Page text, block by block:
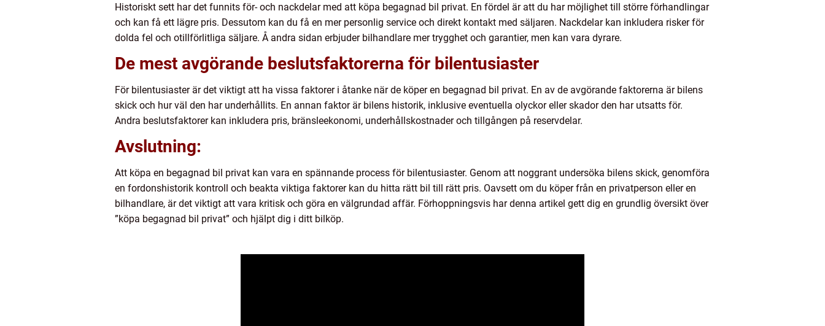
Historiskt sett har det funnits för- och nackdelar med att köpa begagnad bil privat. En fördel är att du har möjlighet till större förhandlingar
och kan få ett lägre pris. Dessutom kan du få en mer personlig service och direkt kontakt med säljaren. Nackdelar kan inkludera risker för
dolda fel och otillförlitliga säljare. Å andra sidan erbjuder bilhandlare mer trygghet och garantier, men kan vara dyrare.
De mest avgörande beslutsfaktorerna för bilentusiaster
För bilentusiaster är det viktigt att ha vissa faktorer i åtanke när de köper en begagnad bil privat. En av de avgörande faktorerna är bilens
skick och hur väl den har underhållits. En annan faktor är bilens historik, inklusive eventuella olyckor eller skador den har utsatts för.
Andra beslutsfaktorer kan inkludera pris, bränsleekonomi, underhållskostnader och tillgången på reservdelar.
Avslutning:
Att köpa en begagnad bil privat kan vara en spännande process för bilentusiaster. Genom att noggrant undersöka bilens skick, genomföra
en fordonshistorik kontroll och beakta viktiga faktorer kan du hitta rätt bil till rätt pris. Oavsett om du köper från en privatperson eller en
bilhandlare, är det viktigt att vara kritisk och göra en välgrundad affär. Förhoppningsvis har denna artikel gett dig en grundlig översikt över
”köpa begagnad bil privat” och hjälpt dig i ditt bilköp.